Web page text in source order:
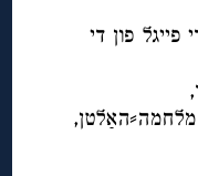
פון די
מלחמה⸗האַלטן,